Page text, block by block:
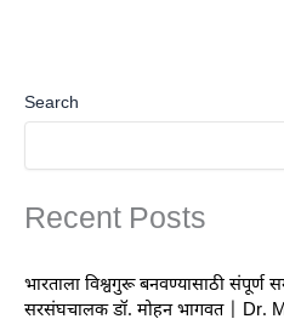
Search
Recent Posts
भारताला विश्वगुरू बनवण्यासाठी संपूर्ण
सरसंघचालक डॉ. मोहन भागवत | Dr.